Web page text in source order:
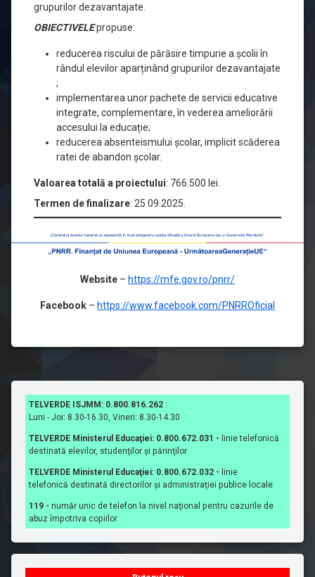
comunitatea
Ferneziu-
Școala
gimnazială
Nicolae
Bălcescu
Mare
Posted onmartie 4, 2026
Updated on martie 4, 2026
Iuga Ioan-Bogdan
grupurilor dezavantajate.
OBIECTIVELEpropuse:
reducerea riscului de părăsire timpurie a școlii în
rândul elevilor aparținând grupurilor dezavantajate
;
implementarea unor pachete de servicii educative
integrate, complementare, în vederea ameliorării
accesului la educație;
reducerea absenteismului școlar, implicit scăderea
ratei de abandon școlar.
Valoarea totală a proiectului: 766.500 lei.
Termen de finalizare: 25.09.2025.
Website – https://mfe.gov.ro/pnrr/
Facebook – https://www.facebook.com/PNRROficial
TELVERDE ISJMM: 0.800.816.262 :
Luni - Joi: 8.30-16.30, Vineri: 8.30-14.30
TELVERDE Ministerul Educaţiei: 0.800.672.031 - linie telefonică
destinată elevilor, studenţilor şi părinţilor
TELVERDE Ministerul Educaţiei: 0.800.672.032 - linie
telefonică destinată directorilor şi administraţiei publice locale
119 - număr unic de telefon la nivel naţional pentru cazurile de
abuz împotriva copiilor